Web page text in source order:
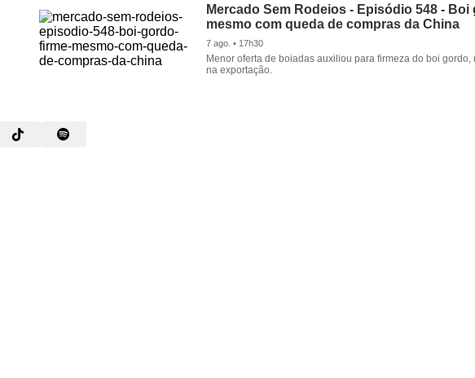
Mercado Sem Rodeios - Episódio 548 - Boi
mesmo com queda de compras da China
7 ago. • 17h30
Menor oferta de boiadas auxiliou para firmeza do boi gordo,
na exportação.